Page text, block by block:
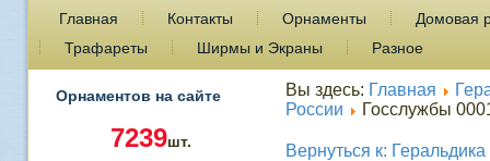
Главная Контакты Орнаменты
Домовая
Трафареты
Ширмы и Экраны Разное
Орнаментов на сайте
7239шт.
Вы здесь: Главная
России
Госслужбы
Вернуться к: